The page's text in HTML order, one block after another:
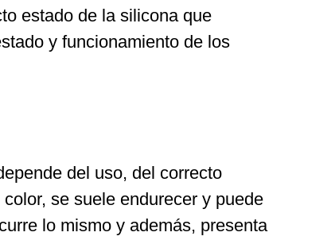
estado de la silicona que
y funcionamiento de los
del uso, del correcto
se suele endurecer y puede
lo mismo y además, presenta